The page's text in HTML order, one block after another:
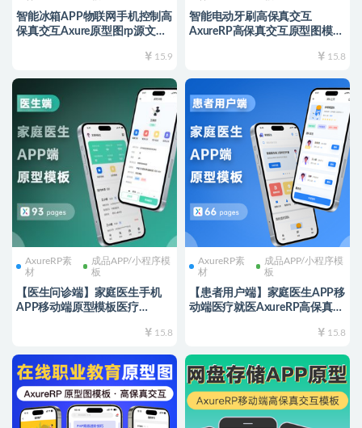
智能冰箱APP物联网手机控制高
保真交互Axure原型图rp源文件
15.9
智能电动牙刷高保真交互
AxureRP高保真交互原型图模板
15.8
AxureRP素
材
成品APP/小程序模
板
【医生问诊端】家庭医生手机
APP移动端原型模板医疗
15.8
AxureRP素
材
成品APP/小程序模
板
【患者用户端】家庭医生APP移
动端医疗就医AxureRP高保真交
15.8